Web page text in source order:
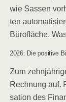
wie Sas­sen
ten
Büro­flä­che.
2026: Die posi­ti­ve
Zum
Rech­nung auf.
sa­ti­on des